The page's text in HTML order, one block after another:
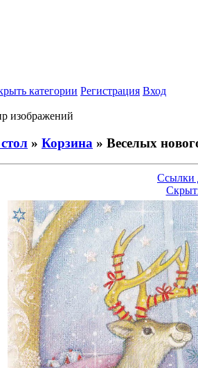
категории Регистрация Вход
изображений
» Корзина » Веселых
Ссылки